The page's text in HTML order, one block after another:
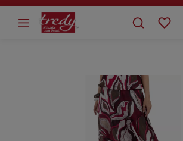
springen